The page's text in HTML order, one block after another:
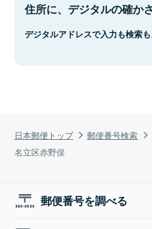
日本郵便トップ 郵便番号検索
名立区赤野俣
住所に、デジタルの確かさ
デジタルアドレスで入力も検索も
郵便番号を調べる